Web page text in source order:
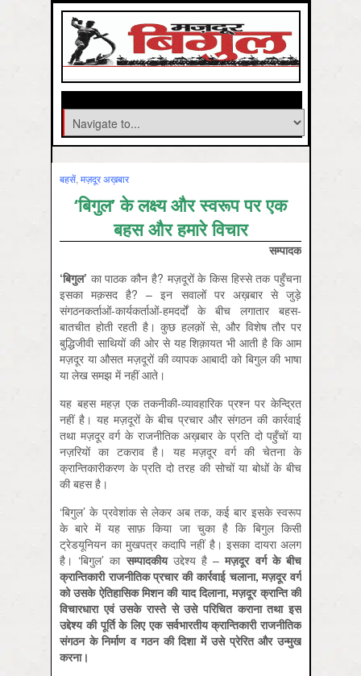
बहसें, मज़दूर अख़बार
‘बिगुल’ के लक्ष्य और स्वरूप पर एक
बहस और हमारे विचार
सम्‍पादक
‘बिगुल’ का पाठक कौन है? मज़दूरों के किस हिस्से तक पहुँचना
इसका मक़सद है? – इन सवालों पर अख़बार से जुड़े
संगठनकर्ताओं-कार्यकर्ताओं-हमदर्दों के बीच लगातार बहस-
बातचीत होती रहती है। कुछ हलक़ों से, और विशेष तौर पर
बुद्धिजीवी साथियों की ओर से यह शिक़ायत भी आती है कि आम
मज़दूर या औसत मज़दूरों की व्यापक आबादी को बिगुल की भाषा
या लेख समझ में नहीं आते।
यह बहस महज़ एक तकनीकी-व्यावहारिक प्रश्न पर केन्द्रित
नहीं है। यह मज़दूरों के बीच प्रचार और संगठन की कार्रवाई
तथा मज़दूर वर्ग के राजनीतिक अख़बार के प्रति दो पहुँचों या
नज़रियों का टकराव है। यह मज़दूर वर्ग की चेतना के
क्रान्तिकारीकरण के प्रति दो तरह की सोचों या बोधों के बीच
की बहस है।
‘बिगुल’ के प्रवेशांक से लेकर अब तक, कई बार इसके स्वरूप
के बारे में यह साफ़ किया जा चुका है कि बिगुल किसी
ट्रेडयूनियन का मुखपत्र कदापि नहीं है। इसका दायरा अलग
है। ‘बिगुल’ कासम्पादकीय उद्देश्य है –मज़दूर वर्ग के बीच
क्रान्तिकारी राजनीतिक प्रचार की कार्रवाई चलाना, मज़दूर वर्ग
को उसके ऐतिहासिक मिशन की याद दिलाना, मज़दूर क्रान्ति की
विचारधारा एवं उसके रास्ते से उसे परिचित कराना तथा इस
उद्देश्य की पूर्ति के लिए एक सर्वभारतीय क्रान्तिकारी राजनीतिक
संगठन के निर्माण व गठन की दिशा में उसे प्रेरित और उन्मुख
करना।